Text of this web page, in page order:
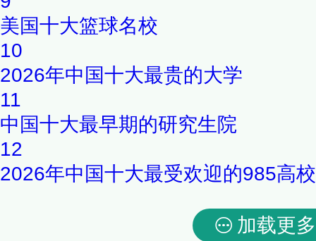
美国十大篮球名校
10
2026年中国十大最贵的大学
11
中国十大最早期的研究生院
12
2026年中国十大最受欢迎的985高校
加载更多